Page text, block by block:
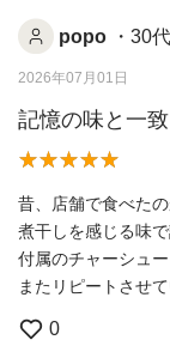
popo ・30
2026年07月01日
記憶の味と一
昔、店舗で食べた
煮干しを感じる味
付属のチャーシュ
またリピートさせて
0